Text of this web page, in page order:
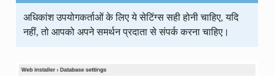
अधिकांश उपयोगकर्ताओं के लिए ये सेटिंग्स सही होनी चाहिए, यदि
नहीं, तो आपको अपने समर्थन प्रदाता से संपर्क करना चाहिए।